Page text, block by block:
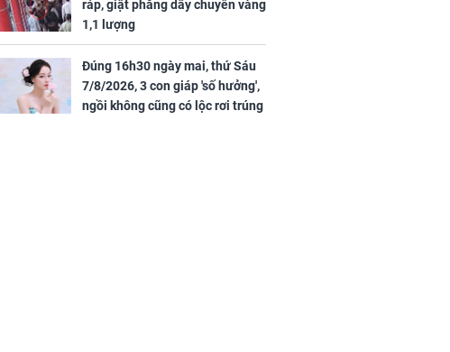
ráp, giật phăng dây chuyền vàng
1,1 lượng
Đúng 16h30 ngày mai, thứ Sáu
7/8/2026, 3 con giáp 'số hưởng',
ngồi không cũng có lộc rơi trúng